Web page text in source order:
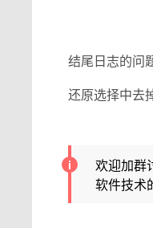
结尾日志的问
还原选择中去
欢迎加群
软件技术